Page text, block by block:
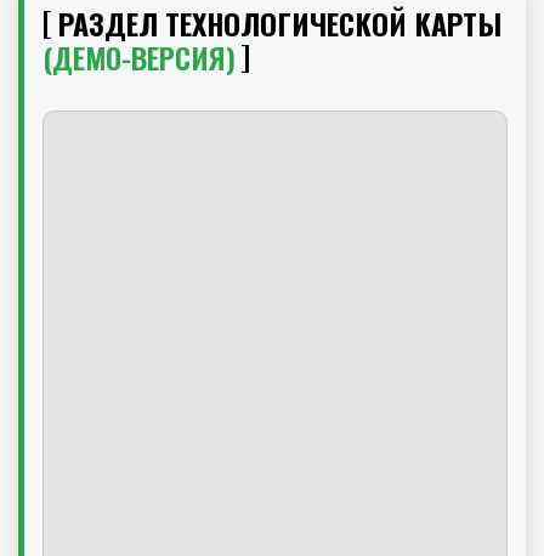
РАЗДЕЛ ТЕХНОЛОГИЧЕСКОЙ КАРТЫ
(ДЕМО-ВЕРСИЯ)